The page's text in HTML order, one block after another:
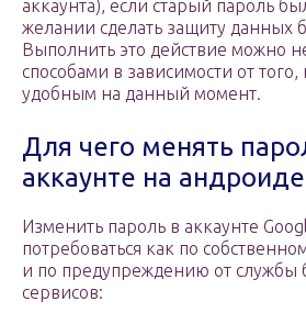
аккаунта), если старый пароль
желании сделать защиту данных
Выполнить это действие можно
способами в зависимости от
удобным на данный момент.
Для чего менять
аккаунте на андроиде
Изменить пароль в аккаунте
потребоваться как по
и по предупреждению от службы
сервисов: